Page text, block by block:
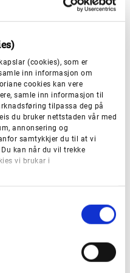
(cookies), som er
inn informasjon om
cookies kan vere
samle inn informasjon til
tilpassa deg på
du bruker nettstaden vår med
annonsering og
samtykkjer du til at vi
kan når du vil trekke
vi brukar i
og/eller andre
inn til
prosjektet innbyggjarar